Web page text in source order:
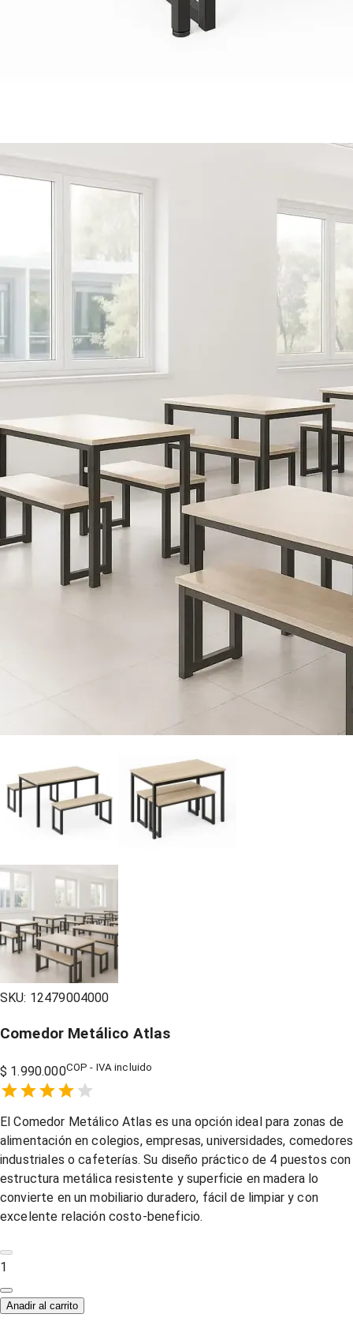
SKU: 12479004000
Comedor Metálico Atlas
$ 1.990.000COP - IVA incluido
1 Star,
2 Stars,
3 Stars,
4 Stars,
5 Stars,
El Comedor Metálico Atlas es una opción ideal para zonas de
alimentación en colegios, empresas, universidades, comedores
industriales o cafeterías. Su diseño práctico de 4 puestos con
estructura metálica resistente y superficie en madera lo
convierte en un mobiliario duradero, fácil de limpiar y con
excelente relación costo-beneficio.
1
Anadir al carrito